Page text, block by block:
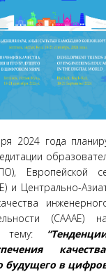
2024 года п
Европейской
и Центрально-
(CAAAE)
тему:
будущего в